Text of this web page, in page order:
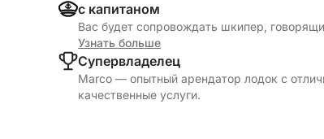
с капитаном
Вас будет сопровождать шкипер,
Узнать больше
Cупервладелец
Marco — опытный арендатор лодок с
качественные услуги.